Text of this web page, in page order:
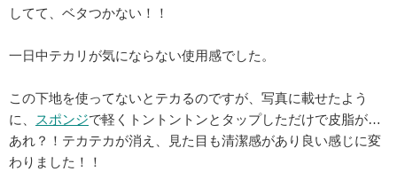
してて、ベタつかない！！
一日中テカリが気にならない使用感でした。
この下地を使ってないとテカるのですが、写真に載せたよう
に、
スポンジで軽くトントントンとタップしただけで皮脂が…
あれ？！テカテカが消え、見た目も清潔感があり良い感じに変
わりました！！